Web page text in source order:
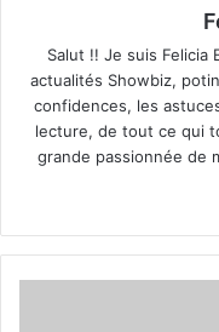
Salut !! Je suis Felicia
actualités Showbiz,
confidences, les
lecture, de tout ce qui
grande passionnée de